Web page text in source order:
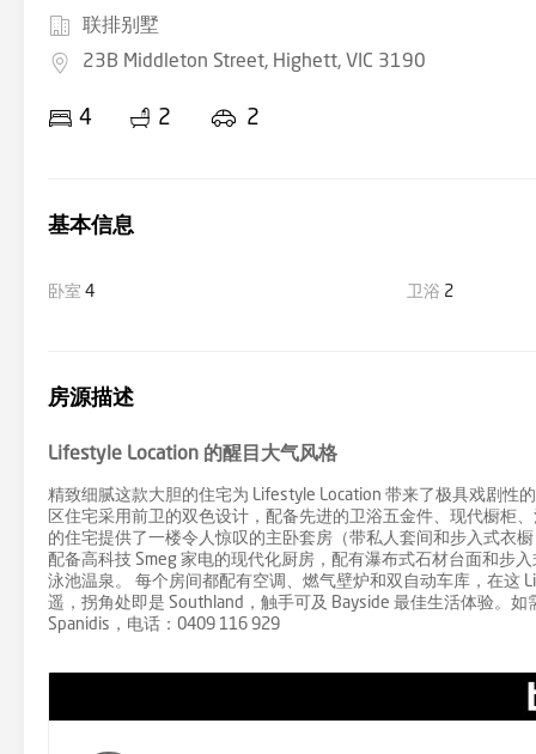
联排别墅
23B Middleton Street, Highett, VIC 3190
4 2 2
基本信息
卧室 4 卫浴 2
房源描述
Lifestyle Location 的醒目大气风格
精致细腻这款大胆的住宅为 Lifestyle Location 带来了极具戏剧性
区住宅采用前卫的双色设计，配备先进的卫浴五金件、现代橱柜
的住宅提供了一楼令人惊叹的主卧套房（带私人套间和步入式衣
配备高科技 Smeg 家电的现代化厨房，配有瀑布式石材台面和步
泳池温泉。 每个房间都配有空调、燃气壁炉和双自动车库，在这
遥，拐角处即是 Southland，触手可及 Bayside 最佳生活体验。
Spanidis，电话：0409 116 929